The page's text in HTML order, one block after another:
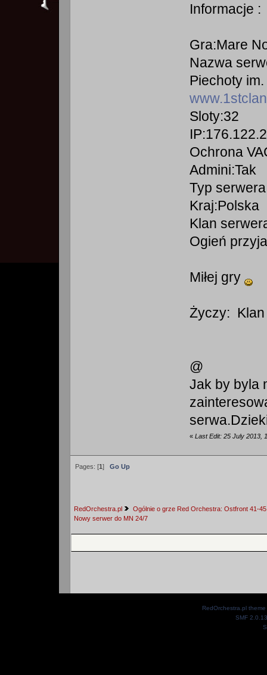
Informacje :
Gra:Mare
Nazwa
Piechoty
Sloty:32
Ochrona
Admini:Tak
Typ
Kraj:Polska
Klan
Ogień
Miłej gry
Życzy: Klan
@
Jak by byla
« Last Edit: 25 July 2013,
Pages: [1] Go Up
RedOrchestra.pl
Ogólnie o grze Red Orchestra: Ostfront 41-45
Nowy serwer do MN 24/7
RedOrchestra.pl
SMF 2.0.13